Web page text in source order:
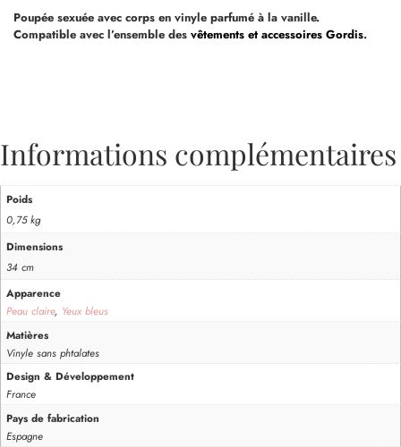
Poupée sexuée avec corps en vinyle parfumé à la vanille.
Compatible avec l’ensemble des vêtements et accessoires Gordis.
Informations complémentaires
Poids
0,75 kg
Dimensions
34 cm
Apparence
Peau claire, Yeux bleus
Matières
Vinyle sans phtalates
Design & Développement
France
Pays de fabrication
Espagne